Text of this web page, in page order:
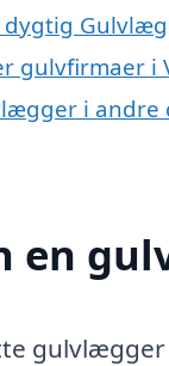
dygtig
gulvfirmaer i
i andre
en